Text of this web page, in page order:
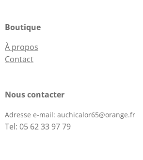
Boutique
À propos
Contact
Nous contacter
Adresse e-mail: auchicalor65@orange.fr
Tel: 05 62 33 97 79